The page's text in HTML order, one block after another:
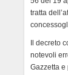
e
b
o
k
tratta
Il decreto
notevoli
Gazzetta e